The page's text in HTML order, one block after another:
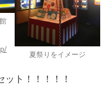
館
夏祭りをイメージ
ト！！！！！